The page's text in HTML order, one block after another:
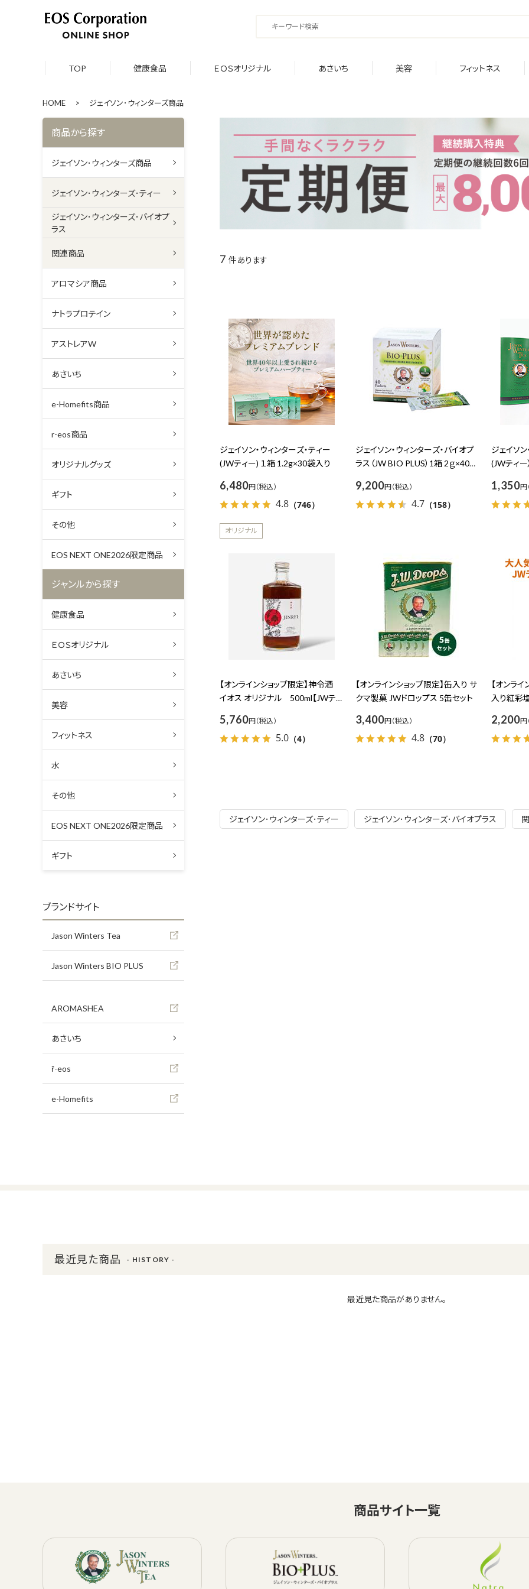
TOP 健康食品 ＥＯＳオリジナル あさいち 美容 フィットネス
HOME > ジェイソン･ウィンターズ商品
商品から探す
ジェイソン･ウィンターズ商品
ジェイソン･ウィンターズ･ティー
ジェイソン･ウィンターズ･バイオプ
ラス
関連商品
アロマシア商品
ナトラプロテイン
アストレアW
あさいち
e-Homefits商品
r-eos商品
オリジナルグッズ
ギフト
その他
EOS NEXT ONE2026限定商品
ジャンルから探す
健康食品
ＥＯＳオリジナル
あさいち
美容
フィットネス
水
その他
EOS NEXT ONE2026限定商品
ギフト
ブランドサイト
Jason Winters Tea
Jason Winters BIO PLUS
AROMASHEA
あさいち
ř-eos
e-Homefits
7 件あります
ジェイソン・ウィンターズ・ティー
(JWティー) １箱 1.2g×30袋入り
6,480円
4.8 （746）
ジェイソン・ウィンターズ・バイオプ
ラス（JW BIO PLUS）1箱 2ｇ×40包
9,200円
4.7 （158）
ジェイソン
(JWティー
1,350円
オリジナル
【オンラインショップ限定】神令酒
イオス オリジナル 500ml【JWティ
5,760円
5.0 （4）
【オンラインショップ限定】缶入り サ
クマ製菓 JWドロップス 5缶セット
3,400円
4.8 （70）
【オンラ
入り紅彩
合
2,200円
ジェイソン･ウィンターズ･ティー ジェイソン･ウィンターズ･バイオプラス
最近見た商品 - HISTORY -
最近見た商品がありません。
商品サイト一覧